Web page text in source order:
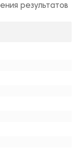
результатов